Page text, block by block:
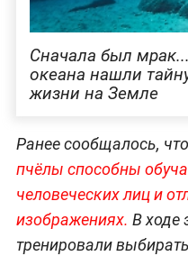
Сначала был
океана нашли
жизни на Земле
Ранее сообщалось, что
пчёлы способны
человеческих лиц и
изображениях. В ходе
тренировали